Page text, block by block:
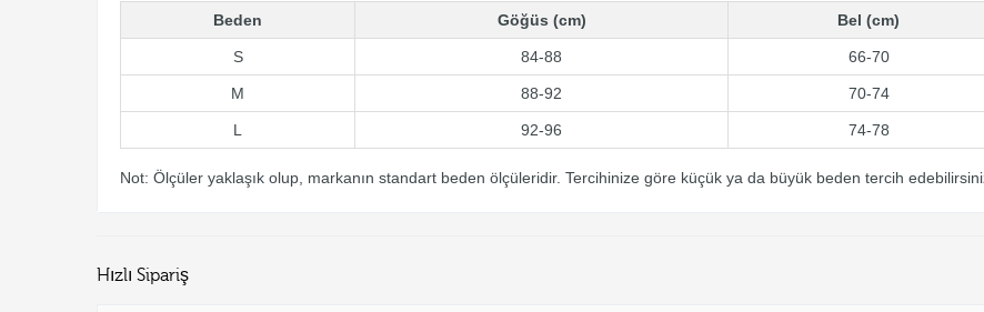
Beden
Göğüs (cm) Bel (cm)
S 84-88 66-70
M 88-92 70-74
L 92-96 74-78
Not: Ölçüler yaklaşık olup, markanın standart beden ölçüleridir. Tercihinize göre küçük ya da büyük beden tercih
Hızlı Sipariş